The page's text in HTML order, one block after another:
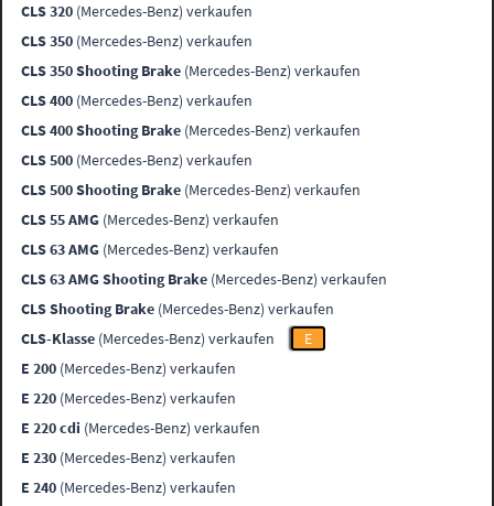
CLS 320 (Mercedes-Benz) verkaufen
CLS 350 (Mercedes-Benz) verkaufen
CLS 350 Shooting Brake (Mercedes-Benz) verkaufen
CLS 400 (Mercedes-Benz) verkaufen
CLS 400 Shooting Brake (Mercedes-Benz) verkaufen
CLS 500 (Mercedes-Benz) verkaufen
CLS 500 Shooting Brake (Mercedes-Benz) verkaufen
CLS 55 AMG (Mercedes-Benz) verkaufen
CLS 63 AMG (Mercedes-Benz) verkaufen
CLS 63 AMG Shooting Brake (Mercedes-Benz) verkaufen
CLS Shooting Brake (Mercedes-Benz) verkaufen
CLS-Klasse (Mercedes-Benz) verkaufen
E
E 200 (Mercedes-Benz) verkaufen
E 220 (Mercedes-Benz) verkaufen
E 220 cdi (Mercedes-Benz) verkaufen
E 230 (Mercedes-Benz) verkaufen
E 240 (Mercedes-Benz) verkaufen